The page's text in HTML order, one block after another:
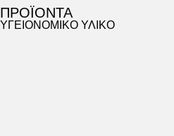
ΠΡΟΪΟΝΤΑ
ΥΓΕΙΟΝΟΜΙΚΟ ΥΛΙΚΟ